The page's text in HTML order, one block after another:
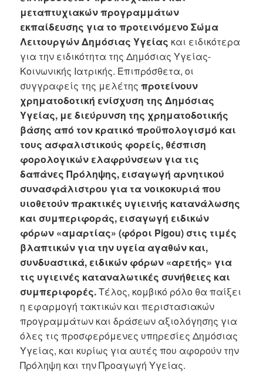
μεταπτυχιακών προγραμμάτων
εκπαίδευσης για το προτεινόμενο Σώμα
Λειτουργών Δημόσιας Υγείας και ειδικότερα
για την ειδικότητα της Δημόσιας Υγείας-
Κοινωνικής Ιατρικής. Επιπρόσθετα, οι
συγγραφείς της μελέτηςπροτείνουν
χρηματοδοτική ενίσχυση της Δημόσιας
Υγείας, με διεύρυνση της χρηματοδοτικής
βάσης από τον κρατικό προϋπολογισμό και
τους ασφαλιστικούς φορείς, θέσπιση
φορολογικών ελαφρύνσεων για τις
δαπάνες Πρόληψης, εισαγωγή αρνητικού
συνασφάλιστρου για τα νοικοκυριά που
υιοθετούν πρακτικές υγιεινής κατανάλωσης
και συμπεριφοράς, εισαγωγή ειδικών
φόρων «αμαρτίας» (φόροι Pigou) στις τιμές
βλαπτικών για την υγεία αγαθών και,
συνδυαστικά, ειδικών φόρων «αρετής» για
τις υγιεινές καταναλωτικές συνήθειες και
συμπεριφορές.Τέλος, κομβικό ρόλο θα παίξει
η εφαρμογή τακτικών και περιστασιακών
προγραμμάτων και δράσεων αξιολόγησης για
όλες τις προσφερόμενες υπηρεσίες Δημόσιας
Υγείας, και κυρίως για αυτές που αφορούν την
Πρόληψη και την Προαγωγή Υγείας.